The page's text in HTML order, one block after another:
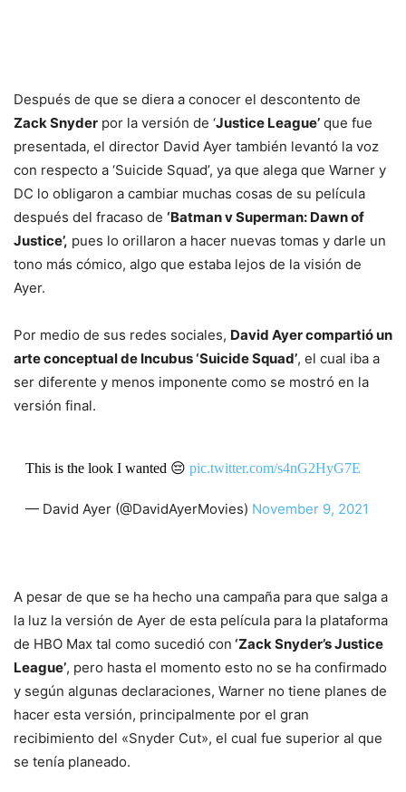
Después de que se diera a conocer el descontento de
Zack Snyder por la versión de ‘Justice League’ que fue
presentada, el director David Ayer también levantó la voz
con respecto a ‘Suicide Squad’, ya que alega que Warner y
DC lo obligaron a cambiar muchas cosas de su película
después del fracaso de ‘Batman v Superman: Dawn of
Justice’, pues lo orillaron a hacer nuevas tomas y darle un
tono más cómico, algo que estaba lejos de la visión de
Ayer.
Por medio de sus redes sociales, David Ayer compartió un
arte conceptual de Incubus ‘Suicide Squad’, el cual iba a
ser diferente y menos imponente como se mostró en la
versión final.
This is the look I wanted 😔 pic.twitter.com/s4nG2HyG7E
— David Ayer (@DavidAyerMovies) November 9, 2021
A pesar de que se ha hecho una campaña para que salga a
la luz la versión de Ayer de esta película para la plataforma
de HBO Max tal como sucedió con ‘Zack Snyder’s Justice
League’, pero hasta el momento esto no se ha confirmado
y según algunas declaraciones, Warner no tiene planes de
hacer esta versión, principalmente por el gran
recibimiento del «Snyder Cut», el cual fue superior al que
se tenía planeado.